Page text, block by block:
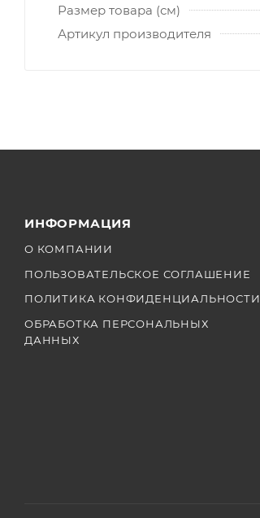
Размер товара (см)
Артикул производителя
ИНФОРМАЦИЯ
О КОМПАНИИ
ПОЛЬЗОВАТЕЛЬСКОЕ СОГЛАШЕНИЕ
ПОЛИТИКА КОНФИДЕНЦИАЛЬНОСТИ
ОБРАБОТКА ПЕРСОНАЛЬНЫХ
ДАННЫХ